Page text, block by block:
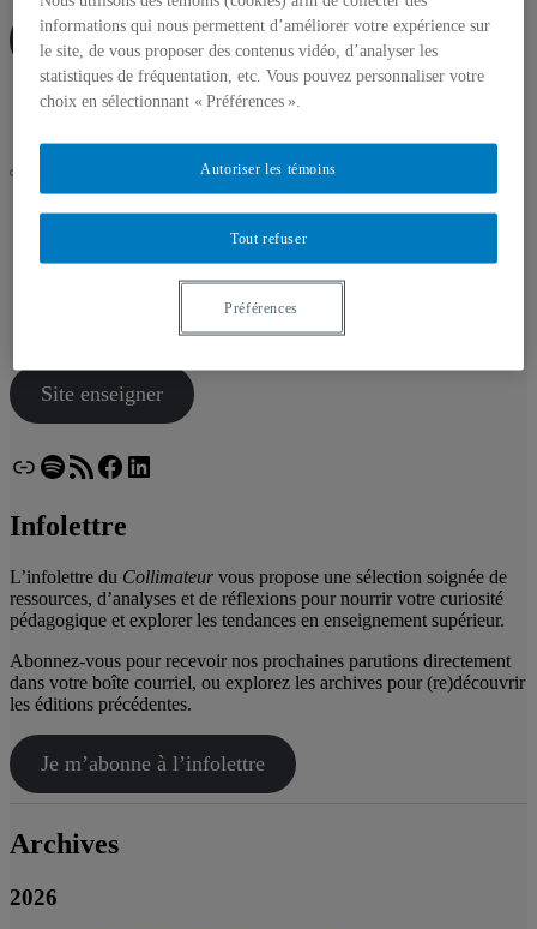
Site enseigner
Lien
Spotify
Flux RSSFacebook
LinkedIn
Bluesky
Collimateur - Veille pédagonumérique
Site enseigner
LienSpotify
Flux RSSFacebook
LinkedIn
Infolettre
L’infolettre du Collimateur vous propose une sélection soignée de
ressources, d’analyses et de réflexions pour nourrir votre curiosité
pédagogique et explorer les tendances en enseignement supérieur.
Abonnez-vous pour recevoir nos prochaines parutions directement
dans votre boîte courriel, ou explorez les archives pour (re)découvrir
les éditions précédentes.
Je m’abonne à l’infolettre
Archives
2026
informations qui nous permettent d’améliorer votre expérience sur
le site, de vous proposer des contenus vidéo, d’analyser les
statistiques de fréquentation, etc. Vous pouvez personnaliser votre
choix en sélectionnant « Préférences ».
Tout refuser
Autoriser les témoins
Préférences